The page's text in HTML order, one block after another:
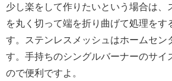
少し楽をして作りたいという場合は、
を丸く切って端を折り曲げて処理をす
す。ステンレスメッシュはホームセン
す。手持ちのシングルバーナーのサイ
ので便利ですよ。